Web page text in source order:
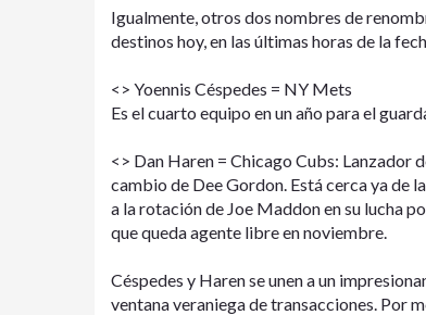
Igualmente, otros dos nombres de
destinos hoy, en las últimas horas de la
<> Yoennis Céspedes = NY Mets
Es el cuarto equipo en un año para el
<> Dan Haren = Chicago Cubs: Lanzador
cambio de Dee Gordon. Está cerca ya de
a la rotación de Joe Maddon en su lucha
que queda agente libre en noviembre.
Céspedes y Haren se unen a un
ventana veraniega de transacciones. Por